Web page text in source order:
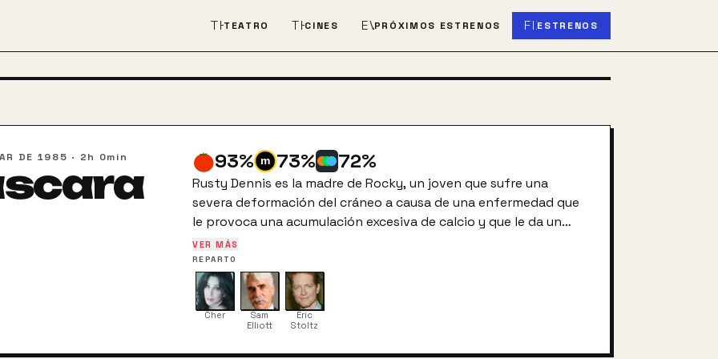
THEATER_COMEDY
TEATRO THEATERS
CINES EVENT_UPCOMING
PRÓXIMOS ESTRENOS FIBER_NEW
ESTRENOS
DE 1985 · 2h 0min 93% 73% 72%
Rusty Dennis es la madre de Rocky, un joven que sufre una
severa deformación del cráneo a causa de una enfermedad que
le provoca una acumulación excesiva de calcio y que le da un
aspecto monstruoso, pero ello no impide que sea
extremadamente inteligente y cariñoso. Rusty tiene un estilo
de vida salvaje a pesar de ser excesivamente proteccionista con
Rocky, y está determinada a conseguir que su hijo tenga las
mismas oportunidades que cualquier otra persona
VER MÁS
REPARTO
Cher
Sam
Elliott
Eric
Stoltz